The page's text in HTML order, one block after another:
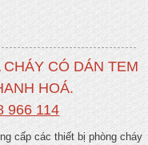
CÓ DÁN TEM
HOÁ.
966 114
cấp các thiết bị phòng cháy